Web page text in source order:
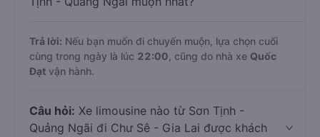
Trả lời: Nếu bạn muốn đi chuyến muộn, lựa chọn cuối
cùng trong ngày là lúc 22:00 , cũng do nhà xe Quốc
Đạt vận hành.
Câu hỏi: Xe limousine nào từ Sơn Tịnh -
Quảng Ngãi đi Chư Sê - Gia Lai được khách